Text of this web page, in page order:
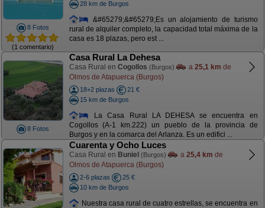
8 Fotos
(1 comentario)
28 km de Burgos
&#65279;&#65279;Es un alojamiento de turismo
rural de alquiler completo, la capacidad total máxima de la
casa es 18 plazas, pero est ...
8 Fotos
Casa Rural La Dehesa
Casa Rural en Cogollos (Burgos) a 25,1 km de
Olmos de Atapuerca (Burgos)
18+2 plazas
21 €
15 km de Burgos
La Casa Rural LA DEHESA se encuentra en
Cogollos (A-1 km.222) un pueblo de la provincia de
Burgos y en la comarca del Arlanza. Es un edifici ...
Cuarenta y Ocho Luces
Casa Rural en Buniel (Burgos) a 25,4 km de
Olmos de Atapuerca (Burgos)
2-6 plazas
25 €
10 km de Burgos
Nuestra casa rural de cuatro estrellas, se encuentra en